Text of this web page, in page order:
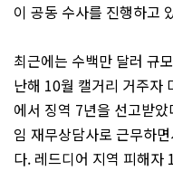
이 공동 수사를 진행하고
최근에는 수백만 달러 규
난해 10월 캘거리 거주자
에서 징역 7년을 선고받
임 재무상담사로 근무하
다. 레드디어 지역 피해자